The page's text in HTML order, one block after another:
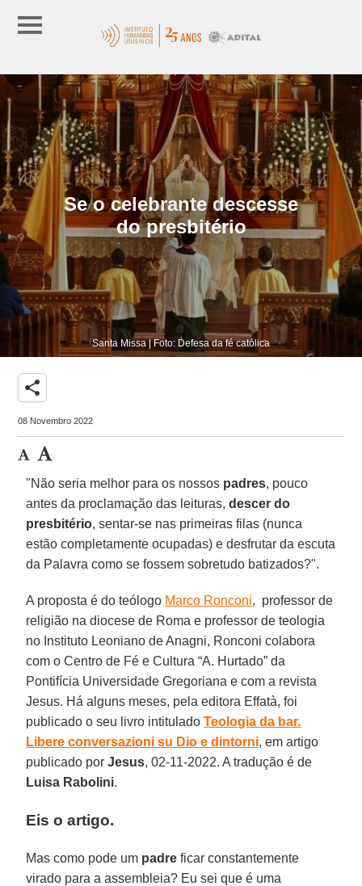
Se o celebrante descesse
do presbitério
Santa Missa | Foto: Defesa da fé católica
share
08 Novembro 2022
"Não seria melhor para os nossos padres, pouco
antes da proclamação das leituras,descer do
presbitério, sentar-se nas primeiras filas (nunca
estão completamente ocupadas) e desfrutar da escuta
da Palavra como se fossem sobretudo batizados?".
A proposta é do teólogo Marco Ronconi, professor de
religião na diocese de Roma e professor de teologia
no Instituto Leoniano de Anagni, Ronconi colabora
com o Centro de Fé e Cultura “A. Hurtado” da
Pontifícia Universidade Gregoriana e com a revista
Jesus. Há alguns meses, pela editora Effatà, foi
publicado o seu livro intituladoTeologia da bar.
Libere conversazioni su Dio e dintorni, em artigo
publicado porJesus, 02-11-2022. A tradução é de
Luisa Rabolini.
Eis o artigo.
Mas como pode um padre ficar constantemente
virado para a assembleia? Eu sei que é uma